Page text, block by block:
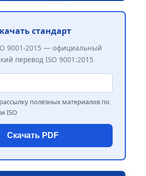
стандарт
9001-2015 — официальный
перевод ISO 9001:2015
полезных материалов по
ISO
Скачать PDF